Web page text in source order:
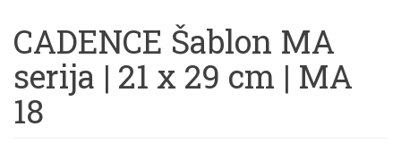
CADENCE Šablon MA
serija | 21 x 29 cm | MA
18